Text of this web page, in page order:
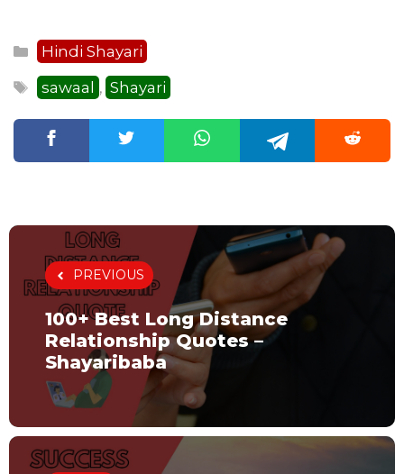
Categories
Hindi Shayari
Tags
sawaal , Shayari
PREVIOUS
100+ Best Long Distance
Relationship Quotes –
Shayaribaba